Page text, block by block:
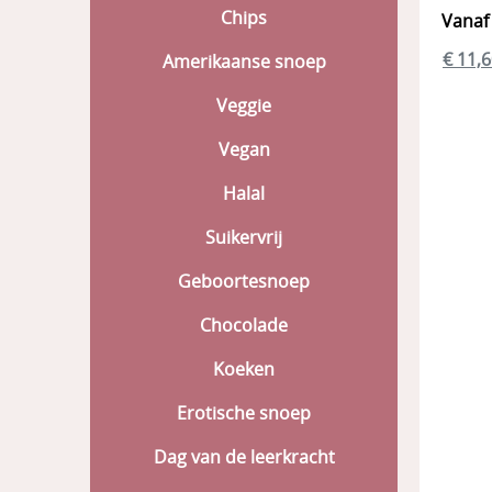
Chips
Amerikaanse snoep
Veggie
Vegan
Halal
Suikervrij
Geboortesnoep
Chocolade
Koeken
Erotische snoep
Dag van de leerkracht
€